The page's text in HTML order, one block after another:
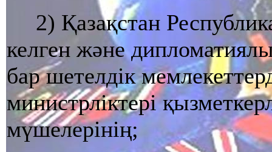
2) Қазақстан
келген және
бар шетелдiк
министрлiктерi
мүшелерінің;